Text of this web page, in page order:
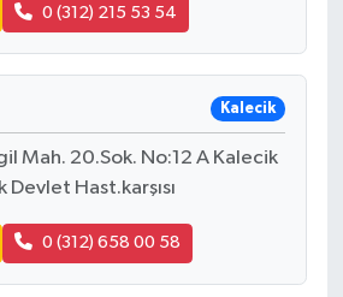
0 (312) 215 53 54
Kalecik
Mah. 20.Sok. No:12 A Kalecik
Devlet Hast.karşısı
0 (312) 658 00 58